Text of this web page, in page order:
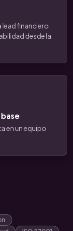
lead financiero
desde la
en un equipo